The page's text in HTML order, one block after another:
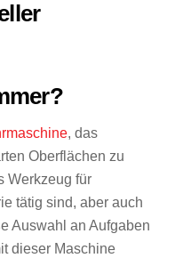
, das
Oberflächen zu
Werkzeug für
tätig sind, aber auch
Auswahl an Aufgaben
dieser Maschine